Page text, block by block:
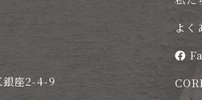
銀座2-4-9
よく